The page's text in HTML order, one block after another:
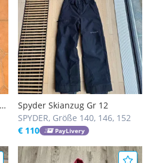
Spyder Skianzug Gr 12
SPYDER, Größe 140, 146, 152
€ 110
PayLivery